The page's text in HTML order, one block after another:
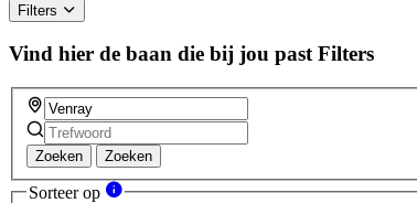
Filters
Vind hier de baan die bij jou past Filters
Zoeken Zoeken
Sorteer op